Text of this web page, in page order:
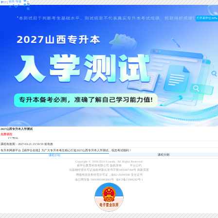
转本/专接
本
登
录导
航
打开易学仕APP
2027山西专升本入学测试
免费课程
1个考试
课程有效期：2027-03-21 23:59:59 前有效
专升本网课平台【易学仕在线】为广大专升本考生精心打造2027山西专升本入学测试，祝您考试顺利！
课程介绍
课程大纲
Copyright © 2018-2024 Exueshi. All Rights Reserved.
易学仕教育科技有限公司 版权所有
平台公约
出版物经营许可证渝南岸新出发书字第5001087306号 刷新页面
增值电信业务经营许可证：渝B2-20200188 安全证书
渝公网安备 50010802003061号
渝ICP备15008282号-1